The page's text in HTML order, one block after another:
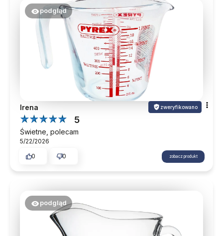
podgląd
Irena zweryfikowano
5
Świetne, polecam
5/22/2026
0
0 zobacz produkt
podgląd